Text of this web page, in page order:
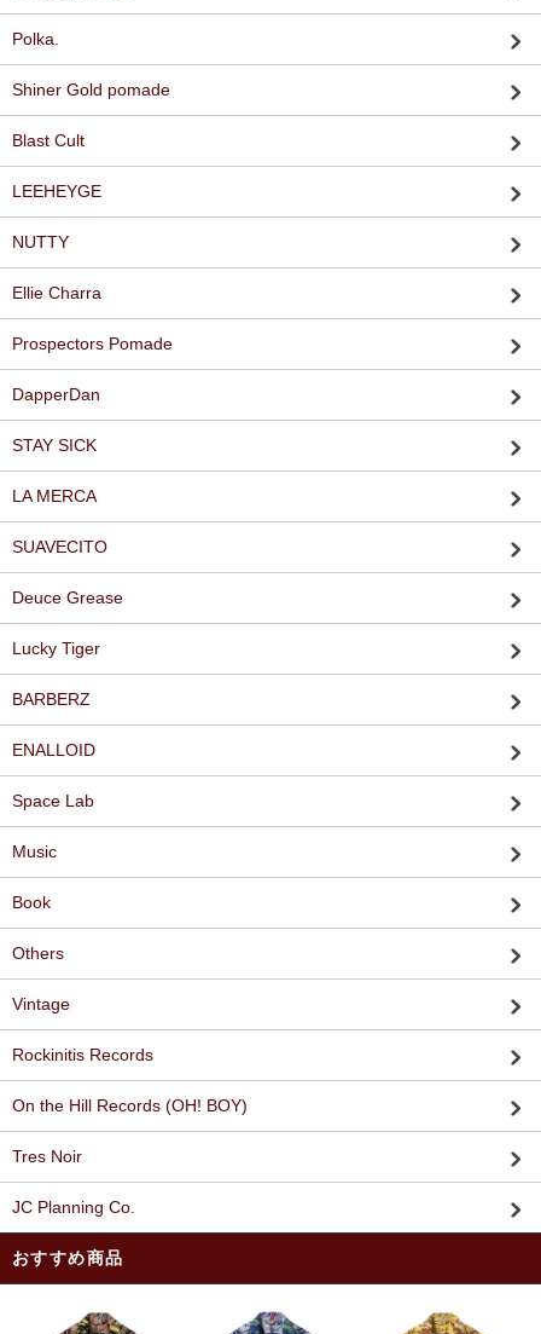
Polka.
Shiner Gold pomade
Blast Cult
LEEHEYGE
NUTTY
Ellie Charra
Prospectors Pomade
DapperDan
STAY SICK
LA MERCA
SUAVECITO
Deuce Grease
Lucky Tiger
BARBERZ
ENALLOID
Space Lab
Music
Book
Others
Vintage
Rockinitis Records
On the Hill Records (OH! BOY)
Tres Noir
JC Planning Co.
おすすめ商品